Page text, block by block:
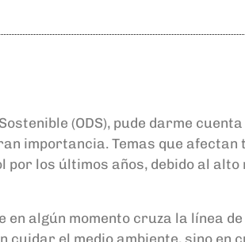
Sostenible (ODS), pude darme
importancia.Temas que afectan t
los últimos años, debido al
algún momento cruza la línea